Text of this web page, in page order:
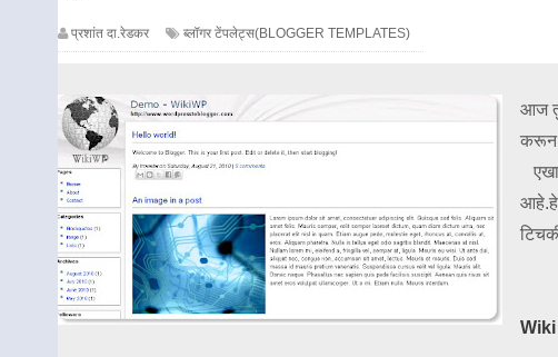
प्रशांत दा.रेडकर ब्लॉगर टेंपलेट्स(BLOGGER TEMPLATES)
आज
करून
आहे.हे
Wiki
black